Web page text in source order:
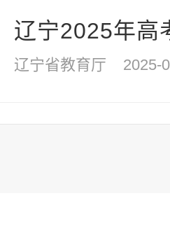
辽宁2025年高
辽宁省教育厅 2025-